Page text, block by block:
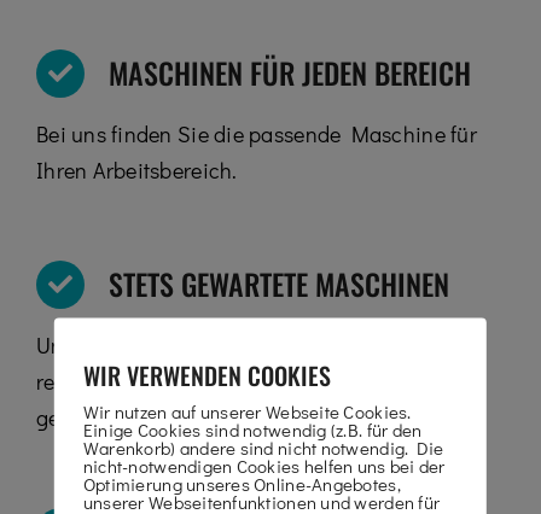
MASCHINEN FÜR JEDEN BEREICH
Bei uns finden Sie die passende Maschine für
Ihren Arbeitsbereich.
STETS GEWARTETE MASCHINEN
Unsere Maschinen werden von uns in
regelmäßigen Abständen überprüft und
gewartet.
WIR VERWENDEN COOKIES
Wir nutzen auf unserer Webseite Cookies.
Einige Cookies sind notwendig (z.B. für den
Warenkorb) andere sind nicht notwendig. Die
nicht-notwendigen Cookies helfen uns bei der
Optimierung unseres Online-Angebotes,
unserer Webseitenfunktionen und werden für